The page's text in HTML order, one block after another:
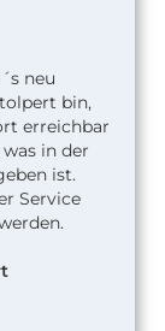
neu
bin,
erreichbar
in der
ist.
Service